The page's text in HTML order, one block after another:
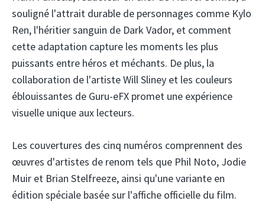
souligné l'attrait durable de personnages comme Kylo
Ren, l'héritier sanguin de Dark Vador, et comment
cette adaptation capture les moments les plus
puissants entre héros et méchants. De plus, la
collaboration de l'artiste Will Sliney et les couleurs
éblouissantes de Guru-eFX promet une expérience
visuelle unique aux lecteurs.
Les couvertures des cinq numéros comprennent des
œuvres d'artistes de renom tels que Phil Noto, Jodie
Muir et Brian Stelfreeze, ainsi qu'une variante en
édition spéciale basée sur l'affiche officielle du film.